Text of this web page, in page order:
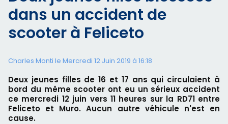
dans un accident de
scooter à Feliceto
Charles Monti le Mercredi 12 Juin 2019 à 16:18
Deux jeunes filles de 16 et 17 ans qui circulaient à
bord du même scooter ont eu un sérieux accident
ce mercredi 12 juin vers 11 heures sur la RD71 entre
Feliceto et Muro. Aucun autre véhicule n'est en
cause.